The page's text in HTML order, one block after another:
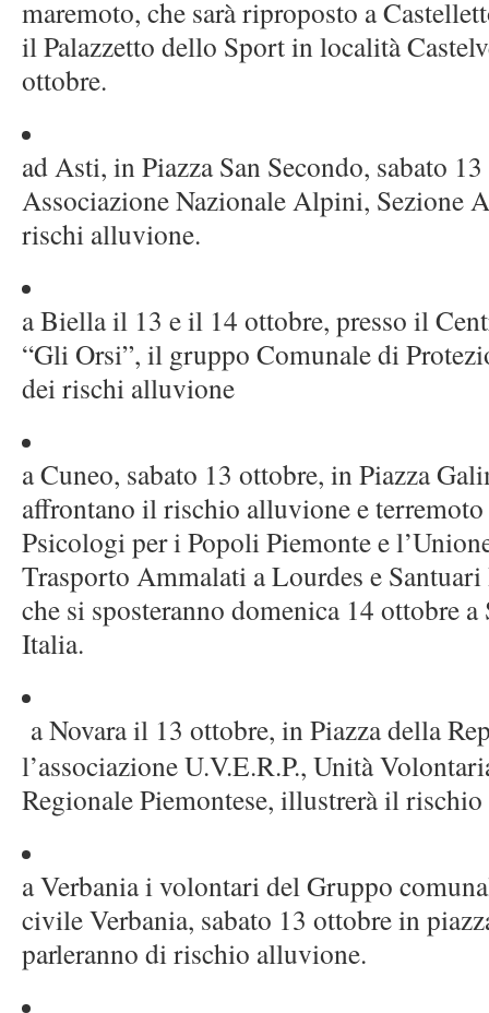
maremoto, che sarà riproposto a
il Palazzetto dello Sport in località
ottobre.
ad Asti, in Piazza San Secondo, sabato
Associazione Nazionale Alpini, Sezione
rischi alluvione.
a Biella il 13 e il 14 ottobre, presso il
“Gli Orsi”, il gruppo Comunale di
dei rischi alluvione
a Cuneo, sabato 13 ottobre, in Piazza
affrontano il rischio alluvione e
Psicologi per i Popoli Piemonte e
Trasporto Ammalati a Lourdes e
che si sposteranno domenica 14 ottobre
Italia.
a Novara il 13 ottobre, in Piazza della
l’associazione U.V.E.R.P., Unità
Regionale Piemontese, illustrerà il
a Verbania i volontari del Gruppo
civile Verbania, sabato 13 ottobre in
parleranno di rischio alluvione.